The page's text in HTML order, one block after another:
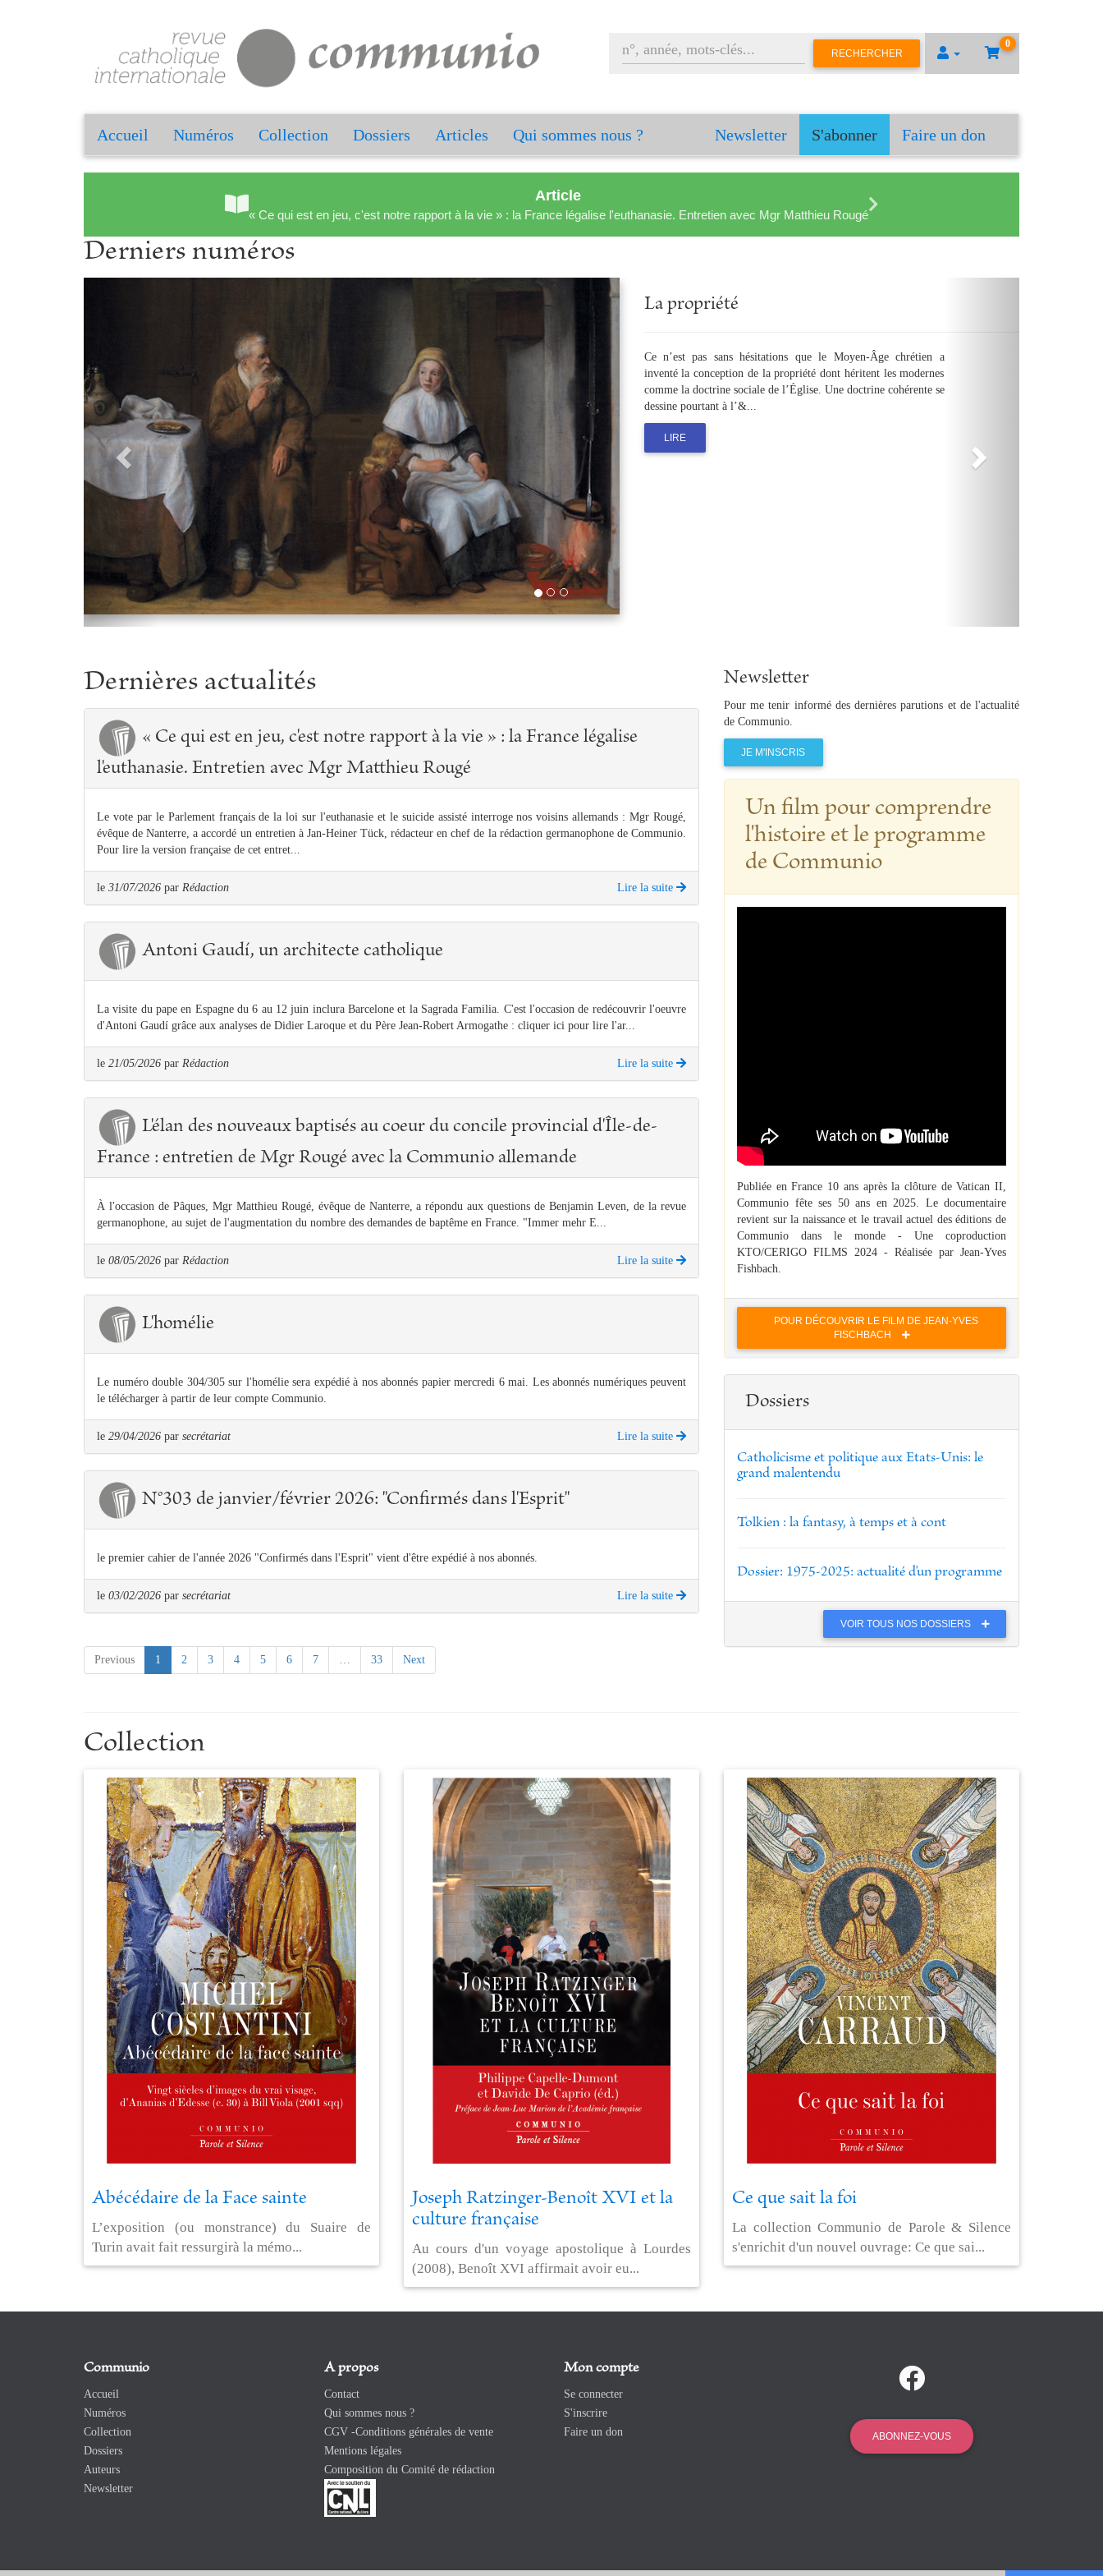
0
RECHERCHER
Accueil Numéros Collection Dossiers Articles Qui sommes nous ? Newsletter S'abonner Faire un don
Article
« Ce qui est en jeu, c'est notre rapport à la vie » : la France légalise l'euthanasie. Entretien avec Mgr Matthieu Rougé
Derniers numéros
L'homélie
Pauvres paroles que celles de l’homélie, et pourtant... qu’elle
soit réussie ou médiocre, l’homélie est au cœur de la messe un
événement. Elle ne se réduit ni à un enseignement ni à une
harangue : parole de Die...
Dernières actualités
« Ce qui est en jeu, c'est notre rapport à la vie » : la France légalise
l'euthanasie. Entretien avec Mgr Matthieu Rougé
Le vote par le Parlement français de la loi sur l'euthanasie et le suicide assisté interroge nos voisins allemands : Mgr Rougé,
évêque de Nanterre, a accordé un entretien à Jan-Heiner Tück, rédacteur en chef de la rédaction germanophone de Communio.
Pour lire la version française de cet entret...
le 31/07/2026 par Rédaction Lire la suite
Antoni Gaudí, un architecte catholique
La visite du pape en Espagne du 6 au 12 juin inclura Barcelone et la Sagrada Familia. C'est l'occasion de redécouvrir l'oeuvre
d'Antoni Gaudí grâce aux analyses de Didier Laroque et du Père Jean-Robert Armogathe : cliquer ici pour lire l'ar...
le 21/05/2026 par Rédaction Lire la suite
L'élan des nouveaux baptisés au coeur du concile provincial d'Île-de-
France : entretien de Mgr Rougé avec la Communio allemande
À l'occasion de Pâques, Mgr Matthieu Rougé, évêque de Nanterre, a répondu aux questions de Benjamin Leven, de la revue
germanophone, au sujet de l'augmentation du nombre des demandes de baptême en France. "Immer mehr E...
le 08/05/2026 par Rédaction Lire la suite
L'homélie
Le numéro double 304/305 sur l'homélie sera expédié à nos abonnés papier mercredi 6 mai. Les abonnés numériques peuvent
le télécharger à partir de leur compte Communio.
le 29/04/2026 par secrétariat Lire la suite
N°303 de janvier/février 2026: "Confirmés dans l'Esprit"
le premier cahier de l'année 2026 "Confirmés dans l'Esprit" vient d'être expédié à nos abonnés.
le 03/02/2026 par secrétariat Lire la suite
Previous 1 (current)
2 3 4 5 6 7 … 33 Next
Newsletter
Pour me tenir informé des dernières parutions et de l'actualité
de Communio.
JE M'INSCRIS
Un film pour comprendre
l'histoire et le programme
de Communio
Publiée en France 10 ans après la clôture de Vatican II,
Communio fête ses 50 ans en 2025. Le documentaire
revient sur la naissance et le travail actuel des éditions de
Communio dans le monde - Une coproduction
KTO/CERIGO FILMS 2024 - Réalisée par Jean-Yves
Fishbach.
POUR DÉCOUVRIR LE FILM DE JEAN-YVES
FISCHBACH
Dossiers
Catholicisme et politique aux Etats-Unis: le
grand malentendu
Tolkien : la fantasy, à temps et à cont
Dossier: 1975-2025: actualité d'un programme
VOIR TOUS NOS DOSSIERS
Collection
Abécédaire de la Face sainte
L’exposition (ou monstrance) du Suaire de
Turin avait fait ressurgirà la mémo...
Joseph Ratzinger-Benoît XVI et la
culture française
Au cours d'un voyage apostolique à Lourdes
(2008), Benoît XVI affirmait avoir eu...
Ce que sait la foi
La collection Communio de Parole & Silence
s'enrichit d'un nouvel ouvrage: Ce que sai...
Communio
Accueil
Numéros
Collection
Dossiers
Auteurs
Newsletter
A propos
Contact
Qui sommes nous ?
CGV -Conditions générales de vente
Mentions légales
Composition du Comité de rédaction
Mon compte
Se connecter
S'inscrire
Faire un don
ABONNEZ-VOUS